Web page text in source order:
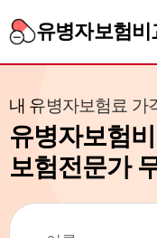
유병자보험비
내 유병자보험료 가
유병자보험
보험전문가